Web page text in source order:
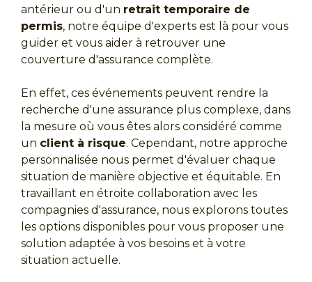
antérieur ou d'un retrait temporaire de
permis, notre équipe d'experts est là pour vous
guider et vous aider à retrouver une
couverture d'assurance complète.
En effet, ces événements peuvent rendre la
recherche d'une assurance plus complexe, dans
la mesure où vous êtes alors considéré comme
un client à risque. Cependant, notre approche
personnalisée nous permet d'évaluer chaque
situation de manière objective et équitable. En
travaillant en étroite collaboration avec les
compagnies d'assurance, nous explorons toutes
les options disponibles pour vous proposer une
solution adaptée à vos besoins et à votre
situation actuelle.